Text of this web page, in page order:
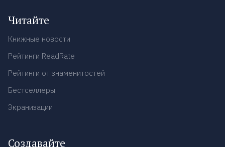
Читайте
Книжные новости
Рейтинги ReadRate
Рейтинги от знаменитостей
Бестселлеры
Экранизации
Создавайте